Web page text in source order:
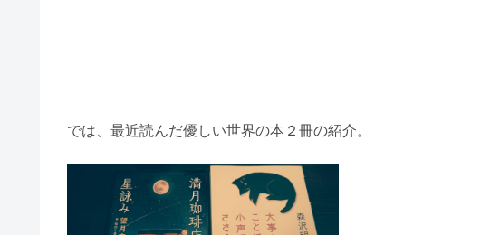
では、最近読んだ優しい世界の本２冊の紹介。